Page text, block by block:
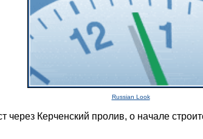
Russian Look
через Керченский пролив, о начале